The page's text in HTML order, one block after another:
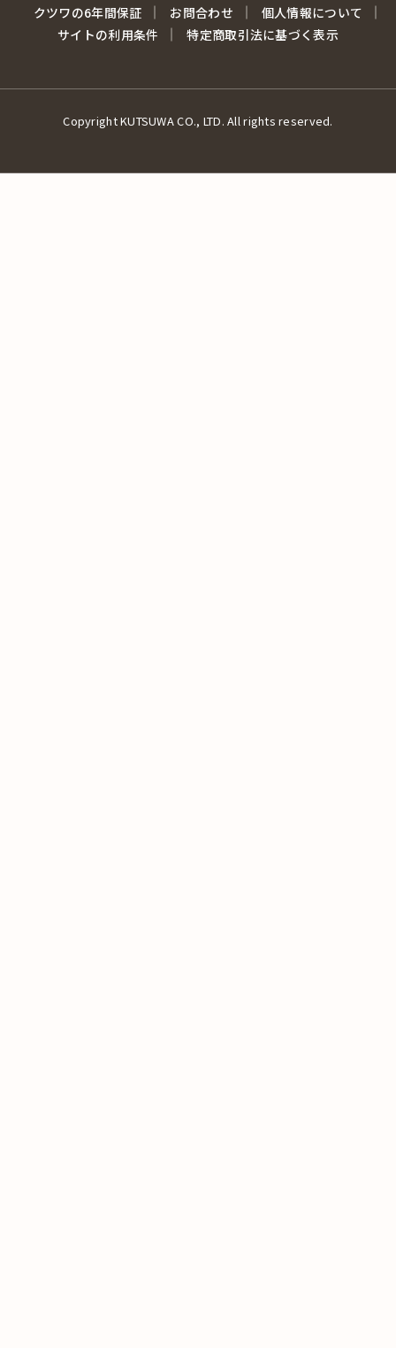
クツワの6年間保証
お問合わせ
個人情報について
サイトの利用条件
特定商取引法に基づく表示
Copyright KUTSUWA CO., LTD. All rights reserved.